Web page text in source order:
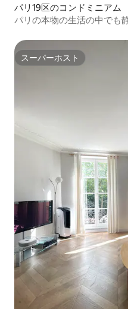
パリ19区のコンドミニアム
パリの本物の生活の中でも
スーパーホスト
スーパーホスト